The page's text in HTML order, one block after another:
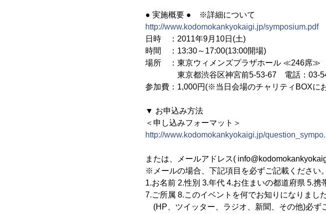
● 実施概要 ● ※詳細について
http://www.kodomokankyokaigi.jp/symposium.pdf
日時 ：2011年9月10日(土)
時間 ：13:30～17:00(13:00開場)
場所 ：東京ウィメンズプラザホール ≪246席≫
東京都渋谷区神宮前5-53-67 電話：03-
参加費：1,000円(※当日会場のチャリティBOXに
▼ お申込み方法
＜申し込みフォーマット＞
http://www.kodomokankyokaigi.jp/
または、メールアドレス(
※メールの場合、下記項目を必ずご記載ください。
1.お名前 2.性別 3.年代 4.お住まいの都道府県 5.携
7.ご所属 8.このイベントを何でお知りになりまし
(HP、ツイッター、ラジオ、新聞、その他)必ず